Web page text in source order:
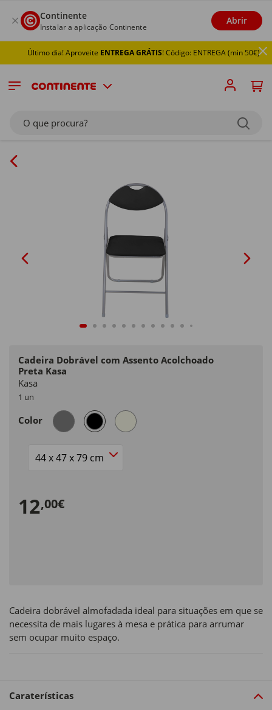
Continente
Instalar a aplicação Continente
Abrir
Último dia! AproveiteENTREGA GRÁTIS! Código: ENTREGA (min 50€)
O que procura?
Cadeira Dobrável com Assento Acolchoado
Preta Kasa
Kasa
1 un
Color selected
Size
12,00€
Cadeira dobrável almofadada ideal para situações em que se
necessita de mais lugares à mesa e prática para arrumar
sem ocupar muito espaço.
Caraterísticas